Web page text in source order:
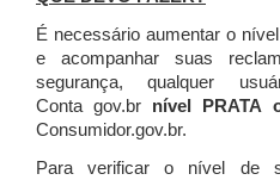
É necessário aumentar o
e acompanhar suas
segurança, qualquer
Conta gov.br nível PRATA
Consumidor.gov.br.
Para verificar o nível de